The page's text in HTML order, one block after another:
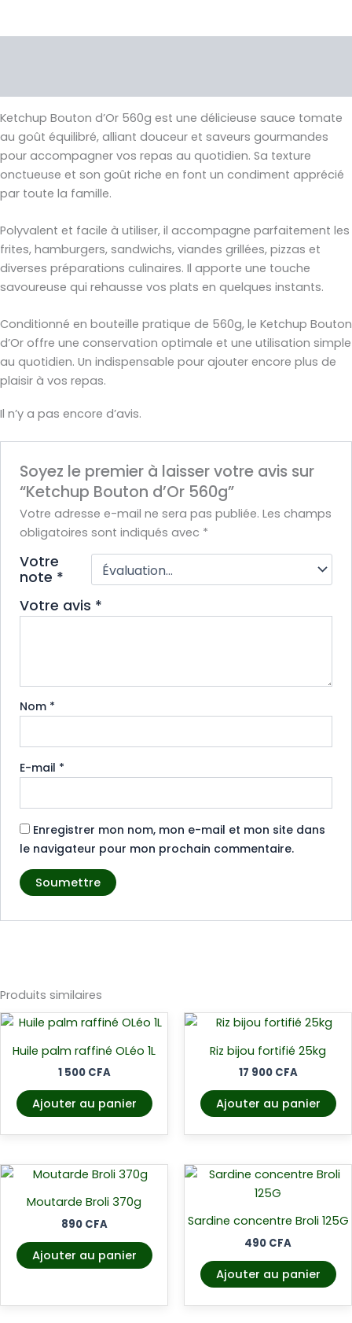
Ketchup Bouton d’Or 560g est une délicieuse sauce tomate
au goût équilibré, alliant douceur et saveurs gourmandes
pour accompagner vos repas au quotidien. Sa texture
onctueuse et son goût riche en font un condiment apprécié
par toute la famille.
Polyvalent et facile à utiliser, il accompagne parfaitement les
frites, hamburgers, sandwichs, viandes grillées, pizzas et
diverses préparations culinaires. Il apporte une touche
savoureuse qui rehausse vos plats en quelques instants.
Conditionné en bouteille pratique de 560g, le Ketchup Bouton
d’Or offre une conservation optimale et une utilisation simple
au quotidien. Un indispensable pour ajouter encore plus de
plaisir à vos repas.
Il n’y a pas encore d’avis.
Soyez le premier à laisser votre avis sur
“Ketchup Bouton d’Or 560g”
Votre adresse e-mail ne sera pas publiée. Les champs
obligatoires sont indiqués avec *
Votre
note *
Votre avis *
Nom *
E-mail *
Enregistrer mon nom, mon e-mail et mon site dans
le navigateur pour mon prochain commentaire.
Produits similaires
Huile palm raffiné OLéo 1L
1 500 CFA
Ajouter au panier
Riz bijou fortifié 25kg
17 900 CFA
Ajouter au panier
Moutarde Broli 370g
890 CFA
Ajouter au panier
Sardine concentre Broli 125G
490 CFA
Ajouter au panier